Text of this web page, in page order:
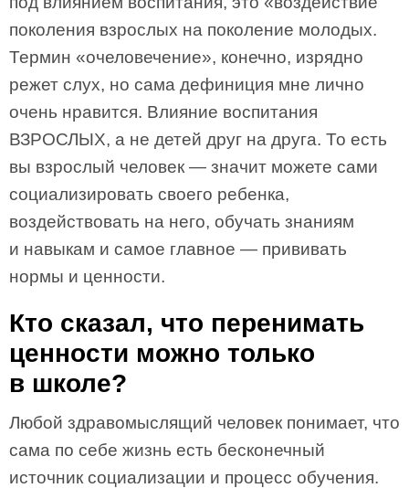
поколения взрослых на поколение молодых.
Термин «очеловечение», конечно, изрядно
режет слух, но сама дефиниция мне лично
очень нравится. Влияние воспитания
ВЗРОСЛЫХ, а не детей друг на друга. То есть
вы взрослый человек — значит можете сами
социализировать своего ребенка,
воздействовать на него, обучать знаниям
и навыкам и самое главное — прививать
нормы и ценности.
Кто сказал, что перенимать
ценности можно только
в школе?
Любой здравомыслящий человек понимает, что
сама по себе жизнь есть бесконечный
источник социализации и процесс обучения.